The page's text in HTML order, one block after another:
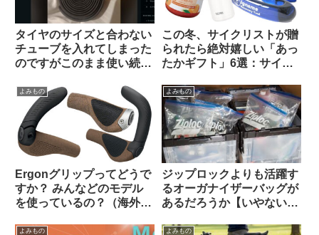
タイヤのサイズと合わない
チューブを入れてしまった
のですがこのまま使い続け
外掲示板より）
この冬、サイクリストが贈
られたら絶対嬉しい「あっ
たかギフト」6選：サイズ
いなく感謝されます
よみもの
Ergonグリップってどうで
すか？ みんなどのモデル
を使っているの？（海外掲
よみもの
ジップロックよりも活躍す
るオーガナイザーバッグが
あるだろうか【いやない・
よみもの よみもの